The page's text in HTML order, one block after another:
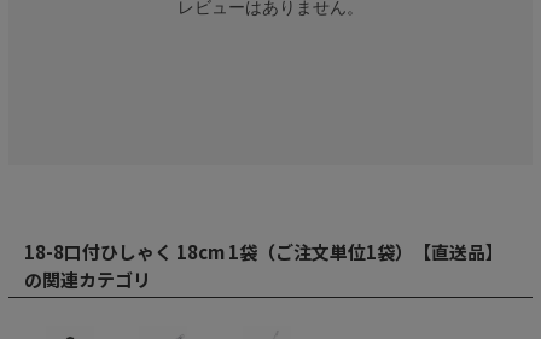
レビューはありません。
18-8口付ひしゃく 18cm 1袋（ご注文単位1袋）【直送品】
の関連カテゴリ